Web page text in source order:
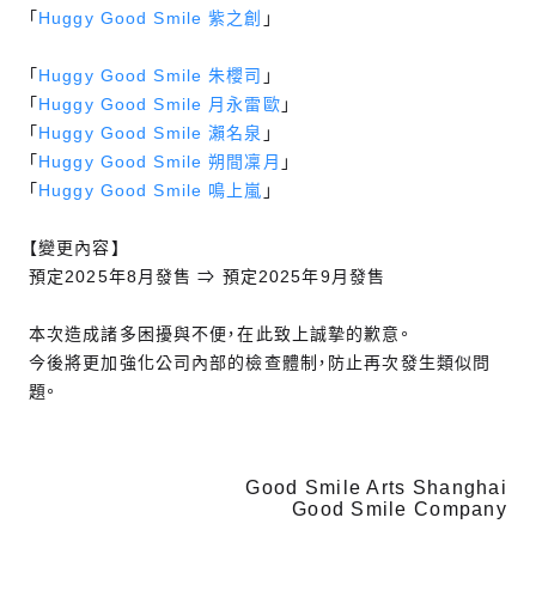
「 Huggy Good Smile 紫之創 」
「 Huggy Good Smile 朱櫻司 」
「 Huggy Good Smile 月永雷歐 」
「 Huggy Good Smile 瀨名泉 」
「 Huggy Good Smile 朔間凜月 」
「 Huggy Good Smile 鳴上嵐 」
【變更內容】
預定2025年8月發售 ⇒ 預定2025年9月發售
本次造成諸多困擾與不便，在此致上誠摯的歉意。
今後將更加強化公司內部的檢查體制，防止再次發生類似問
題。
Good Smile Arts Shanghai
Good Smile Company